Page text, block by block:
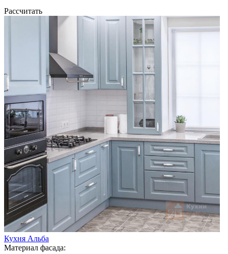
Рассчитать
Кухня Альба
Материал фасада: